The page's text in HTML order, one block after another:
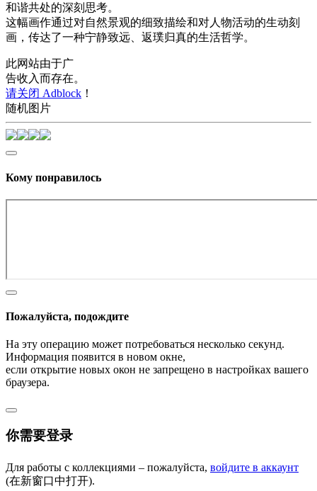
和谐共处的深刻思考。
这幅画作通过对自然景观的细致描绘和对人物活动的生动刻
画，传达了一种宁静致远、返璞归真的生活哲学。
此网站由于广
告收入而存在。
请关闭 Adblock ！
随机图片
Кому понравилось
Пожалуйста, подождите
На эту операцию может потребоваться несколько секунд.
Информация появится в новом окне,
если открытие новых окон не запрещено в настройках вашего
браузера.
你需要登录
Для работы с коллекциями – пожалуйста, войдите в аккаунт
(在新窗口中打开).